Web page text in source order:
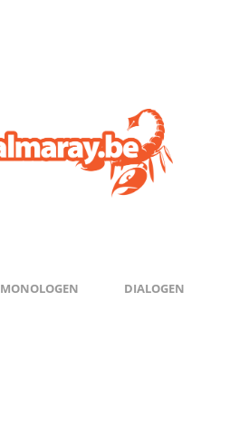
MONOLOGEN DIALOGEN